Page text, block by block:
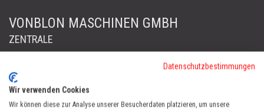
VONBLON MASCHINEN GMBH
ZENTRALE
FORST & GARTENGERÄTE
Landstraße 28, 6714 Nüziders, Österreich
Tel:+43 (0)5552 63868
Datenschutzbestimmungen
Wir verwenden Cookies
Wir können diese zur Analyse unserer Besucherdaten platzieren, um unsere